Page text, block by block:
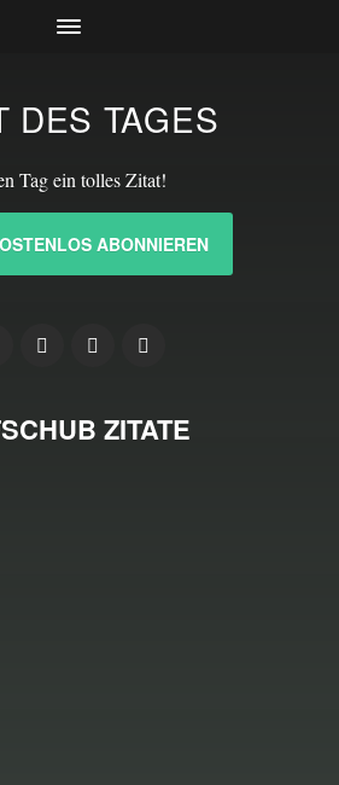
DES TAGES
Tag ein tolles Zitat!
ABONNIEREN
ZITATE